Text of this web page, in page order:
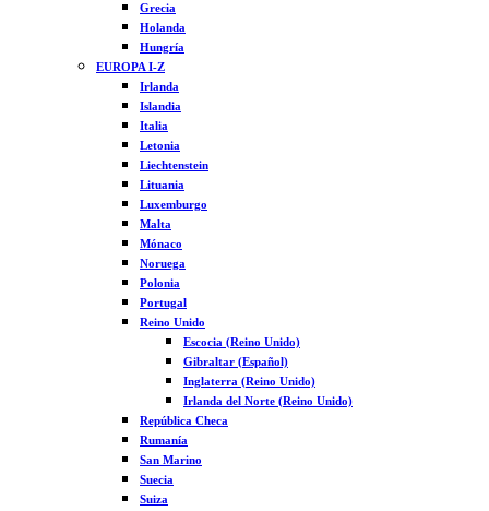
Grecia
Holanda
Hungría
EUROPA I-Z
Irlanda
Islandia
Italia
Letonia
Liechtenstein
Lituania
Luxemburgo
Malta
Mónaco
Noruega
Polonia
Portugal
Reino Unido
Escocia (Reino Unido)
Gibraltar (Español)
Inglaterra (Reino Unido)
Irlanda del Norte (Reino Unido)
República Checa
Rumanía
San Marino
Suecia
Suiza